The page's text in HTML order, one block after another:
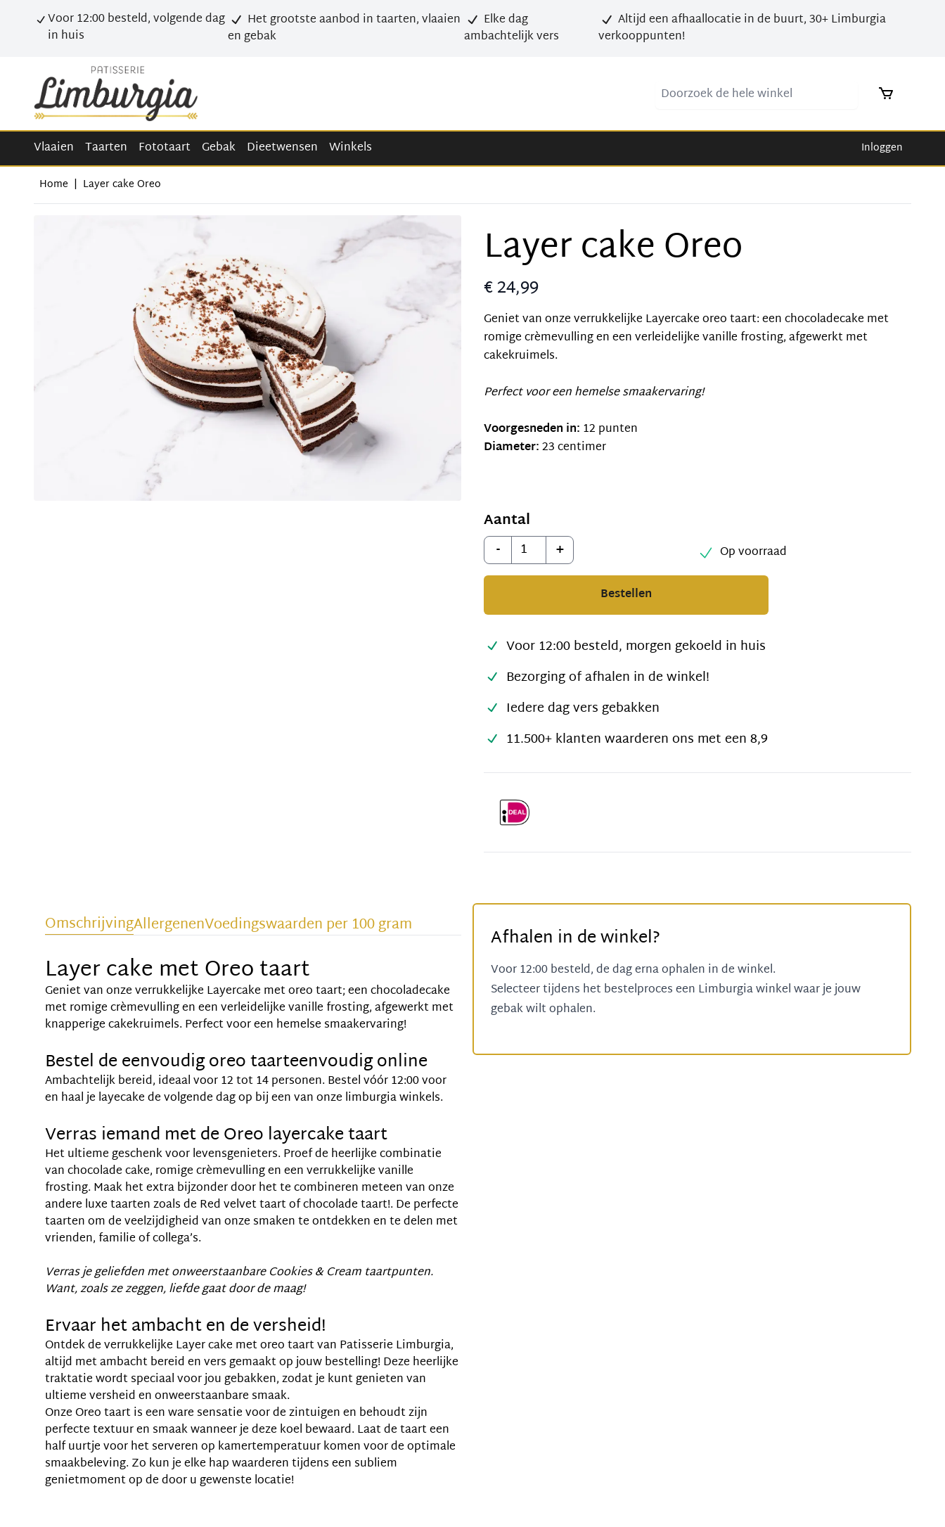
Voor 12:00 besteld, volgende dag
in huis
Het grootste aanbod in taarten, vlaaien
en gebak
Elke dag
ambachtelijk vers
Altijd een afhaallocatie in de buurt, 30+ Limburgia
verkooppunten!
Doorzoek de hele winkel
Vlaaien Taarten Fototaart Gebak Dieetwensen Winkels Inloggen
Home | Layer cake Oreo
Layer cake Oreo
€ 24,99
Geniet van onze verrukkelijke Layercake oreo taart: een chocoladecake met
romige crèmevulling en een verleidelijke vanille frosting, afgewerkt met
cakekruimels.
Perfect voor een hemelse smaakervaring!
Voorgesneden in: 12 punten
Diameter:23 centimer
Aantal
-
Aantal + Op voorraad
Bestellen
Voor 12:00 besteld, morgen gekoeld in huis
Bezorging of afhalen in de winkel!
Iedere dag vers gebakken
11.500+ klanten waarderen ons met een 8,9
OmschrijvingAllergenenVoedingswaarden per 100 gram
Layer cake met Oreo taart
Geniet van onze verrukkelijke Layercake met oreo taart; een chocoladecake
met romige crèmevulling en een verleidelijke vanille frosting, afgewerkt met
knapperige cakekruimels. Perfect voor een hemelse smaakervaring!
Bestel de eenvoudig oreo taarteenvoudig online
Ambachtelijk bereid, ideaal voor 12 tot 14 personen. Bestel vóór 12:00 voor
en haal je layecake de volgende dag op bij een van onze limburgia winkels.
Verras iemand met de Oreo layercake taart
Het ultieme geschenk voor levensgenieters. Proef de heerlijke combinatie
van chocolade cake, romige crèmevulling en een verrukkelijke vanille
frosting. Maak het extra bijzonder door het te combineren meteen van onze
andere luxe taarten zoals de Red velvet taartofchocolade taart!. De perfecte
taarten om de veelzijdigheid van onze smaken te ontdekken en te delen met
vrienden, familie of collega’s.
Verras je geliefden met onweerstaanbare Cookies & Cream taartpunten.
Want, zoals ze zeggen, liefde gaat door de maag!
Ervaar het ambacht en de versheid!
Ontdek de verrukkelijke Layer cake met oreo taart van Patisserie Limburgia,
altijd met ambacht bereid en vers gemaakt op jouw bestelling! Deze heerlijke
traktatie wordt speciaal voor jou gebakken, zodat je kunt genieten van
ultieme versheid en onweerstaanbare smaak.
Onze Oreo taart is een ware sensatie voor de zintuigen en behoudt zijn
perfecte textuur en smaak wanneer je deze koel bewaard. Laat de taart een
half uurtje voor het serveren op kamertemperatuur komen voor de optimale
smaakbeleving. Zo kun je elke hap waarderen tijdens een subliem
genietmoment op de door u gewenste locatie!
Afhalen in de winkel?
Voor 12:00 besteld, de dag erna ophalen in de winkel.
Selecteer tijdens het bestelproces een Limburgia winkelwaar je jouw
gebak wilt ophalen.